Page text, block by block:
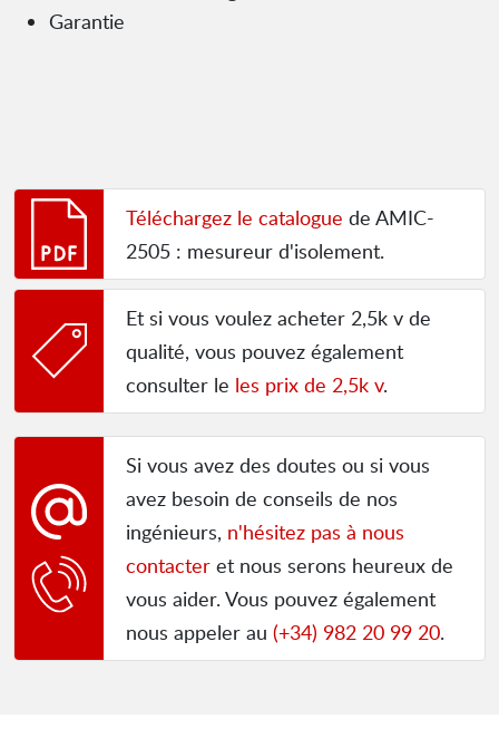
Garantie
Téléchargez le catalogue de AMIC-
2505 : mesureur d'isolement.
Et si vous voulez acheter 2,5k v de
qualité, vous pouvez également
consulter le les prix de 2,5k v.
Si vous avez des doutes ou si vous
avez besoin de conseils de nos
ingénieurs, n'hésitez pas à nous
contacter et nous serons heureux de
vous aider. Vous pouvez également
nous appeler au (+34) 982 20 99 20.